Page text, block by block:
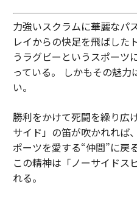
力強いスクラムに華麗なパ
レイからの快足を飛ばした
うラグビーというスポーツ
っている。 しかもその魅
い。
勝利をかけて死闘を繰り広
サイド」の笛が吹かれれば
ポーツを愛する“仲間”に戻
この精神は「ノーサイドス
れる。